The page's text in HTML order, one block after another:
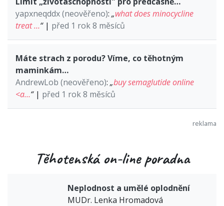
yapxneqddx (neověřeno): „what does minocycline
treat …“| před 1 rok 8 měsíců
Máte strach z porodu? Víme, co těhotným
maminkám…
AndrewLob (neověřeno): „buy semaglutide online
<a…“| před 1 rok 8 měsíců
Těhotenská on-line poradna
Neplodnost a umělé oplodnění
MUDr. Lenka Hromadová